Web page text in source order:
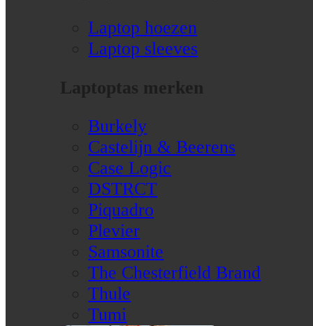
Laptop hoezen
Laptop sleeves
Laptoptas merken
Burkely
Castelijn & Beerens
Case Logic
DSTRCT
Piquadro
Plevier
Samsonite
The Chesterfield Brand
Thule
Tumi